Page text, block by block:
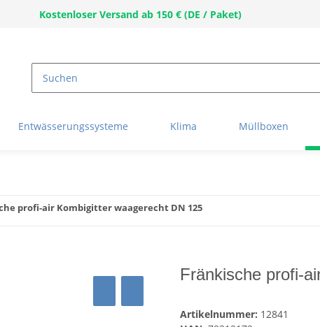
Kostenloser Versand ab 150 € (DE / Paket)
Entwässerungssysteme Klima Müllboxen
profi-air Kombigitter waagerecht DN 125
Fränkische profi-
Artikelnummer: 12841